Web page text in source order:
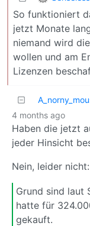
So funktioniert
jetzt Monate
niemand wird
wollen und am
Lizenzen
4 months ago
Haben die jetzt
jeder Hinsicht
Nein, leider nicht:
Grund sind laut
hatte für
gekauft.